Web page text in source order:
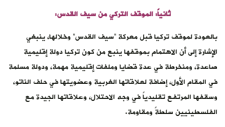
ثانياً: الموقف التركي من سيف القدس:
بالعودة لموقف تركيا قبل معركة “سيف القدس” وخلالها، ينبغي
الإشارة إلى أن الاهتمام بموقفها ينبع من كون تركيا دولة إقليمية
صاعدة، ومنخرطة في عدة قضايا وملفات إقليمية مهمة، ودولة مسلمة
في المقام الأول، إضافة لعلاقاتها الغربية وعضويتها في حلف الناتو،
وسقفها المرتفع تقليدياً في وجه الاحتلال، وعلاقاتها الجيدة مع
الفلسطينيين سلطةً ومقاومة.